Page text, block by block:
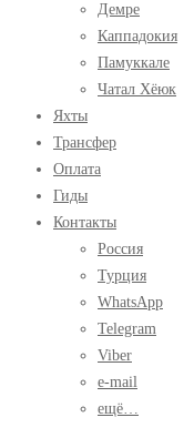
Демре
Каппадокия
Памуккале
Чатал Хёюк
Яхты
Трансфер
Оплата
Гиды
Контакты
Россия
Турция
WhatsApp
Telegram
Viber
e-mail
ещё…